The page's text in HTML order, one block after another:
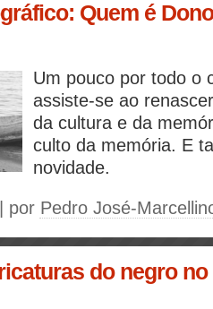
Quem é
Um pouco por todo o
assiste-se ao
da cultura e da
culto da memória. E
novidade.
por Pedro José-
do negro no